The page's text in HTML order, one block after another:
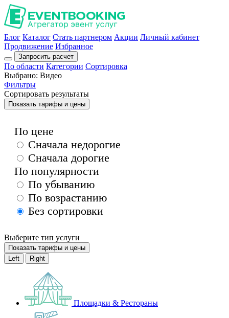
Блог Каталог Стать партнером Акции Личный кабинет
Продвижение Избранное
Запросить расчет
По области Категории Сортировка
Выбрано: Видео
Фильтры
Сортировать результаты
Показать тарифы и цены
По цене
Сначала недорогие
Сначала дорогие
По популярности
По убыванию
По возрастанию
Без сортировки
Выберите тип услуги
Показать тарифы и цены
Left
Right
Площадки & Рестораны